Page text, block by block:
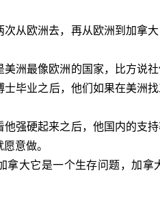
次从欧洲去，再从欧洲到加拿
美洲最像欧洲的国家，比方说
毕业之后，他们如果在美洲
强硬起来之后，他国内的支
意做。
拿大它是一个生存问题，加